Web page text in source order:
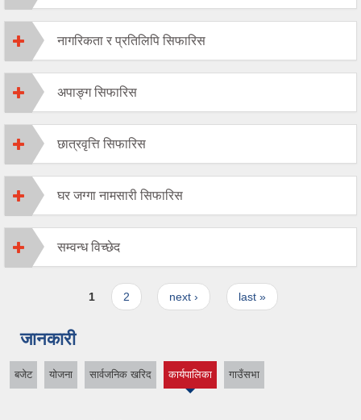
नागरिकता र प्रतिलिपि सिफारिस
अपाङ्ग सिफारिस
छात्रवृत्ति सिफारिस
घर जग्गा नामसारी सिफारिस
सम्वन्ध विच्छेद
1 2 next › last »
जानकारी
बजेट योजना सार्वजनिक खरिद कार्यपालिका गाउँसभा